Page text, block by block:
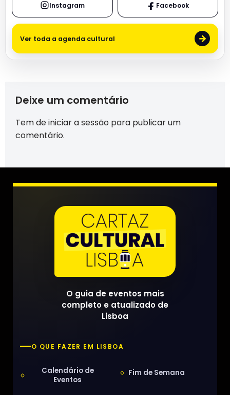
Instagram Facebook
Ver toda a agenda cultural →
Deixe um comentário
Tem deiniciar a sessão para publicar um
comentário.
O guia de eventos mais
completo e atualizado de
Lisboa
O QUE FAZER EM LISBOA
Calendário de
Eventos
Fim de Semana